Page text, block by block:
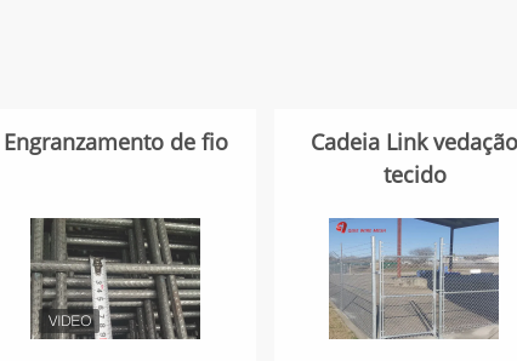
Engranzamento de fio
Cadeia Link vedação
tecido